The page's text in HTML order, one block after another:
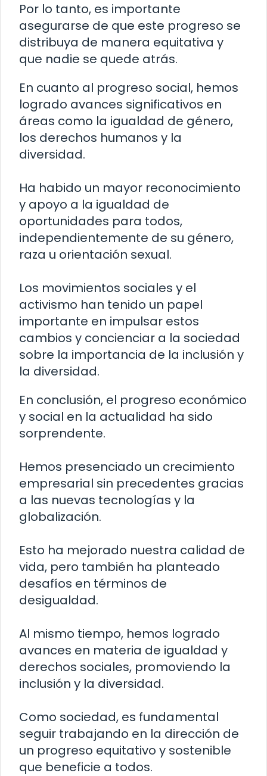
Por lo tanto, es importante
asegurarse de que este progreso se
distribuya de manera equitativa y
que nadie se quede atrás.
En cuanto al progreso social, hemos
logrado avances significativos en
áreas como la igualdad de género,
los derechos humanos y la
diversidad.
Ha habido un mayor reconocimiento
y apoyo a la igualdad de
oportunidades para todos,
independientemente de su género,
raza u orientación sexual.
Los movimientos sociales y el
activismo han tenido un papel
importante en impulsar estos
cambios y concienciar a la sociedad
sobre la importancia de la inclusión y
la diversidad.
En conclusión, el progreso económico
y social en la actualidad ha sido
sorprendente.
Hemos presenciado un crecimiento
empresarial sin precedentes gracias
a las nuevas tecnologías y la
globalización.
Esto ha mejorado nuestra calidad de
vida, pero también ha planteado
desafíos en términos de
desigualdad.
Al mismo tiempo, hemos logrado
avances en materia de igualdad y
derechos sociales, promoviendo la
inclusión y la diversidad.
Como sociedad, es fundamental
seguir trabajando en la dirección de
un progreso equitativo y sostenible
que beneficie a todos.